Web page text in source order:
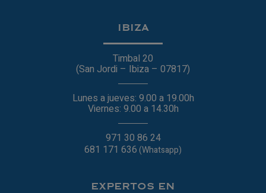
IBIZA
Timbal 20
(San Jordi – Ibiza – 07817)
Lunes a jueves: 9.00 a 19.00h
Viernes: 9.00 a 14.30h
971 30 86 24
681 171 636(Whatsapp)
EXPERTOS EN